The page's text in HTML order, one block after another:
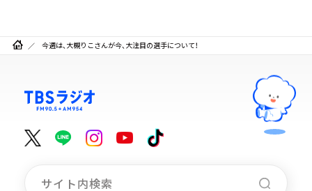
今週は、大槻りこさんが今、大注目の選手について！